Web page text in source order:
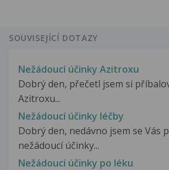
SOUVISEJÍCÍ DOTAZY
Nežádoucí účinky Azitroxu
Dobrý den, přečetl jsem si
Azitroxu...
Nežádoucí účinky léčby
Dobrý den, nedávno jsem se Vás
nežádoucí účinky...
Nežádoucí účinky po léku